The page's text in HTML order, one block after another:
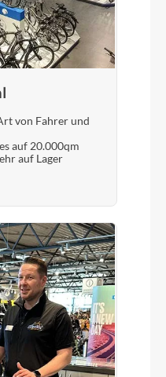
von Fahrer und
auf 20.000qm
auf Lager